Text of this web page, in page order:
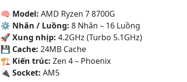
🧠 Model: AMD Ryzen 7 8700G
⚙ Nhân / Luồng: 8 Nhân – 16 Luồng
🚀Xung nhịp: 4.2GHz (Turbo 5.1GHz)
💾 Cache: 24MB Cache
🏗 Kiến trúc: Zen 4 – Phoenix
🔌Socket: AM5